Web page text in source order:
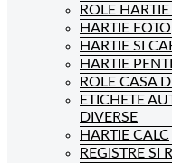
ROLE
HARTIE FOTO
HARTIE SI
HARTIE
ROLE CASA
ETICHETE
DIVERSE
HARTIE CALC
REGISTRE SI